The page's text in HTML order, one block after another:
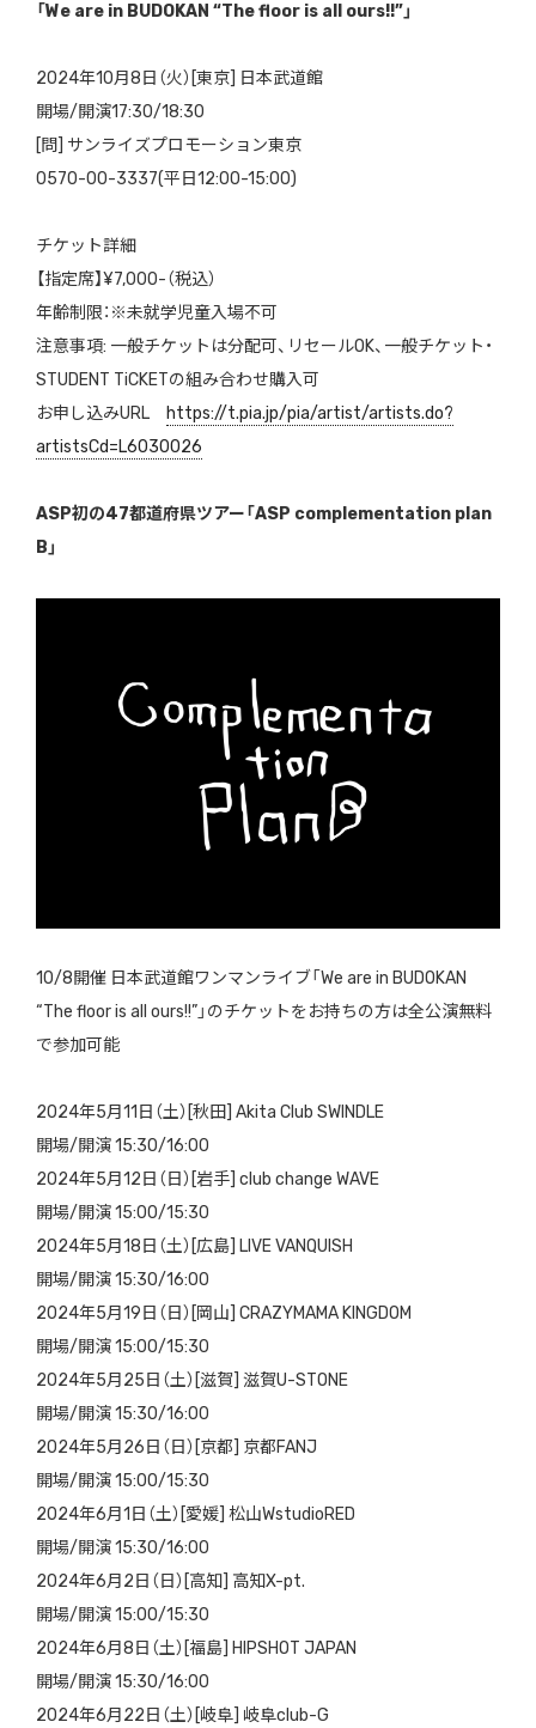
「We are in BUDOKAN “The floor is all ours!!”」
2024年10月8日（火）[東京] 日本武道館
開場/開演17:30/18:30
[問] サンライズプロモーション東京
0570-00-3337(平日12:00-15:00)
チケット詳細
【指定席】¥7,000-（税込）
年齢制限：※未就学児童入場不可
注意事項: 一般チケットは分配可、リセールOK、一般チケット・
STUDENT TiCKETの組み合わせ購入可
お申し込みURL
https://t.pia.jp/pia/artist/artists.do?
artistsCd=L6030026
ASP初の47都道府県ツアー「ASP complementation plan
B」
10/8開催 日本武道館ワンマンライブ「We are in BUDOKAN
“The floor is all ours!!”」のチケットをお持ちの方は全公演無料
で参加可能
2024年5月11日（土）[秋田] Akita Club SWINDLE
開場/開演 15:30/16:00
2024年5月12日（日）[岩手] club change WAVE
開場/開演 15:00/15:30
2024年5月18日（土）[広島] LIVE VANQUISH
開場/開演 15:30/16:00
2024年5月19日（日）[岡山] CRAZYMAMA KINGDOM
開場/開演 15:00/15:30
2024年5月25日（土）[滋賀] 滋賀U-STONE
開場/開演 15:30/16:00
2024年5月26日（日）[京都] 京都FANJ
開場/開演 15:00/15:30
2024年6月1日（土）[愛媛] 松山WstudioRED
開場/開演 15:30/16:00
2024年6月2日（日）[高知] 高知X-pt.
開場/開演 15:00/15:30
2024年6月8日（土）[福島] HIPSHOT JAPAN
開場/開演 15:30/16:00
2024年6月22日（土）[岐阜] 岐阜club-G